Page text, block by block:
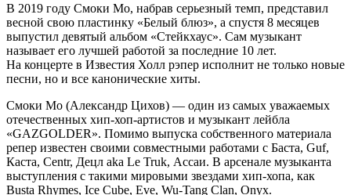
В 2019 году Смоки Мо, набрав серьезный темп, представил
весной свою пластинку «Белый блюз», а спустя 8 месяцев
выпустил девятый альбом «Стейкхаус». Сам музыкант
называет его лучшей работой за последние 10 лет.
На концерте в Известия Холл рэпер исполнит не только новые
песни, но и все канонические хиты.
Смоки Мо (Александр Цихов) — один из самых уважаемых
отечественных хип-хоп-артистов и музыкант лейбла
«GAZGOLDER». Помимо выпуска собственного материала
репер известен своими совместными работами с Баста, Guf,
Каста, Сentr, Децл aka Le Truk, Ассаи. В арсенале музыканта
выступления с такими мировыми звездами хип-хопа, как
Busta Rhymes, Ice Cube, Eve, Wu-Tang Clan, Onyx.